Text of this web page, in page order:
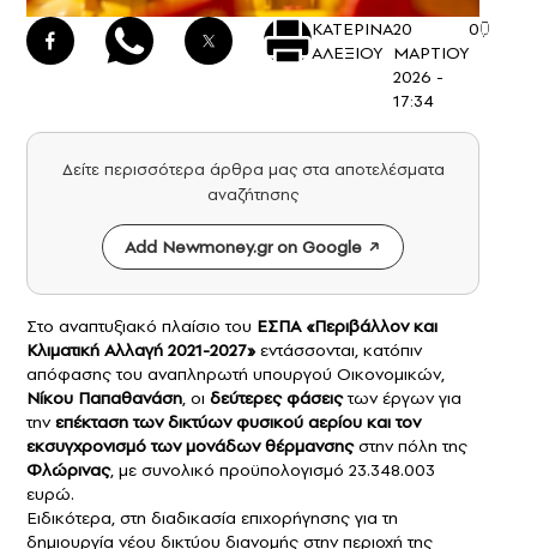
ΚΑΤΕΡΙΝΑ
ΑΛΕΞΙΟΥ
20
ΜΑΡΤΙΟΥ
2026 -
17:34
0
Δείτε περισσότερα άρθρα μας στα αποτελέσματα
αναζήτησης
Add Newmoney.gr on Google
Στο αναπτυξιακό πλαίσιο του ΕΣΠΑ «Περιβάλλον και
Κλιματική Αλλαγή 2021-2027» εντάσσονται, κατόπιν
απόφασης του αναπληρωτή υπουργού Οικονομικών,
Νίκου Παπαθανάση, οι δεύτερες φάσειςτων έργων για
τηνεπέκταση των δικτύωνφυσικού αερίου και τον
εκσυγχρονισμό των μονάδων θέρμανσηςστην πόλη της
Φλώρινας, με συνολικό προϋπολογισμό 23.348.003
ευρώ.
Ειδικότερα, στη διαδικασία επιχορήγησης για τη
δημιουργία νέου δικτύου διανομής στην περιοχή της